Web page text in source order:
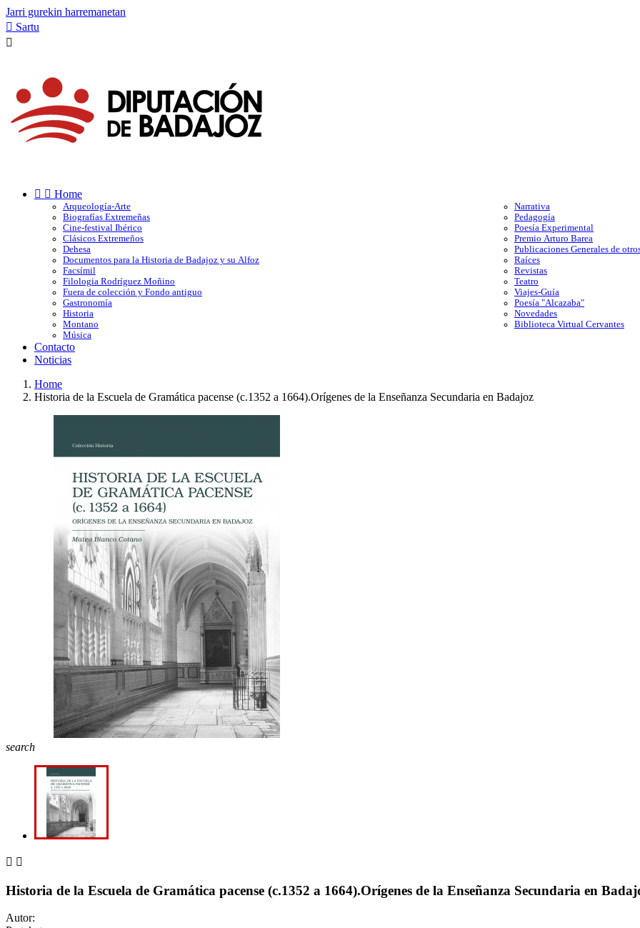
Jarri gurekin harremanetan
 Sartu

  Home
Arqueología-Arte
Biografías Extremeñas
Cine-festival Ibérico
Clásicos Extremeños
Dehesa
Documentos para la Historia de Badajoz y su Alfoz
Facsímil
Filologia Rodríguez Moñino
Fuera de colección y Fondo antiguo
Gastronomía
Historia
Montano
Música
Narrativa
Pedagogía
Poesía Experimental
Premio Arturo Barea
Publicaciones Generales de
Raíces
Revistas
Teatro
Viajes-Guía
Poesía "Alcazaba"
Novedades
Biblioteca Virtual Cervantes
Contacto
Noticias
Home
Historia de la Escuela de Gramática pacense (c.1352 a 1664).Orígenes de la Enseñanza Secundaria en Badajoz
search
 
Historia de la Escuela de Gramática pacense (c.1352 a 1664).Orígenes de la Enseñanza Secundaria en
Autor: